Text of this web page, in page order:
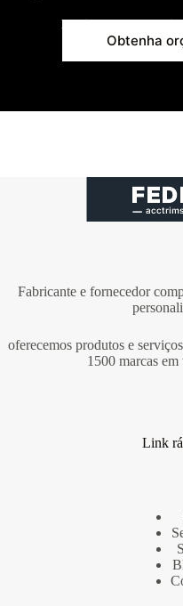
Envie-nos um
Obtenha
Fabricante e fornecedor
oferecemos produtos e
1500 marcas
Link